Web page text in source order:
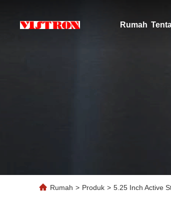
Rumah
Rumah > Produk > 5.25 Inch Active